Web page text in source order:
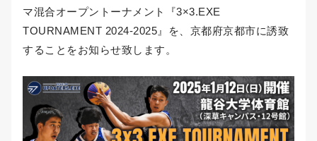
マ混合オープントーナメント『3×3.EXE
TOURNAMENT 2024-2025』を、京都府京都市に誘致
することをお知らせ致します。